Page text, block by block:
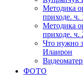
Методика
приходе. ч.
Методика
приходе. ч.
Что нужно
Илаирон
ФОТО